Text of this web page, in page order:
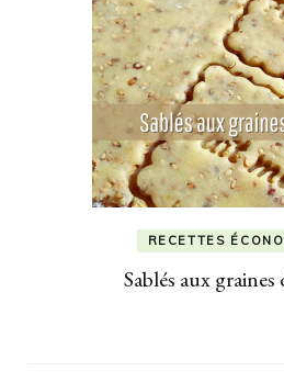
RECETTES
Sablés aux graines